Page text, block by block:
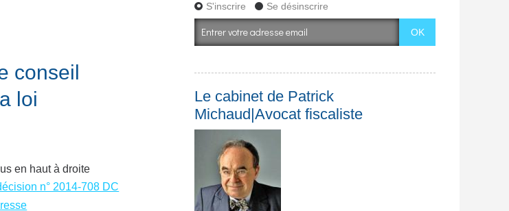
conseil
loi
en haut à droite
n° 2014-708 DC
S'inscrire Se désinscrire
Le cabinet de Patrick
Michaud|Avocat fiscaliste